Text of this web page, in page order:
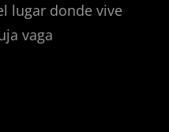
lugar donde vive
vaga